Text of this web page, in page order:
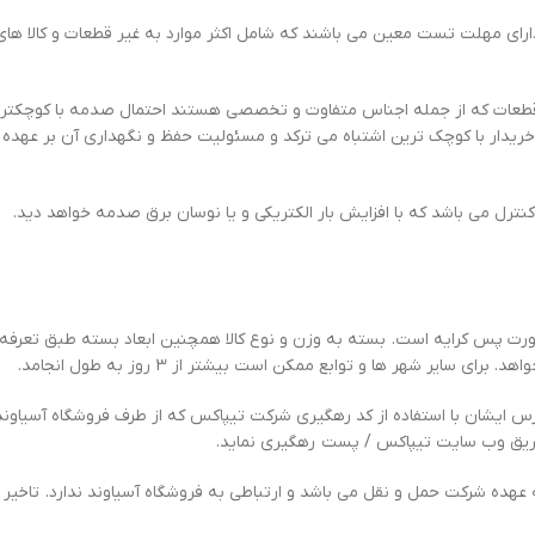
مهلت تست معین می باشند که شامل اکثر موارد به غیر قطعات و کالا
که از جمله اجناس متفاوت و تخصصی هستند احتمال صدمه با
با کوچک ترین اشتباه می ترکد و مسئولیت حفظ و نگهداری آن بر عهده
می باشد که با افزایش بار الکتریکی و یا نوسان برق صدمه خواهد دید.
کرایه است. بسته به وزن و نوع کالا همچنین ابعاد بسته طبق تعرفه
ایشان با استفاده از کد رهگیری شرکت تیپاکس که از طرف فروشگاه
وب سایت تیپاکس / پست رهگیری نماید.
عهده شرکت حمل و نقل می باشد و ارتباطی به فروشگاه آسیاوند ندارد.